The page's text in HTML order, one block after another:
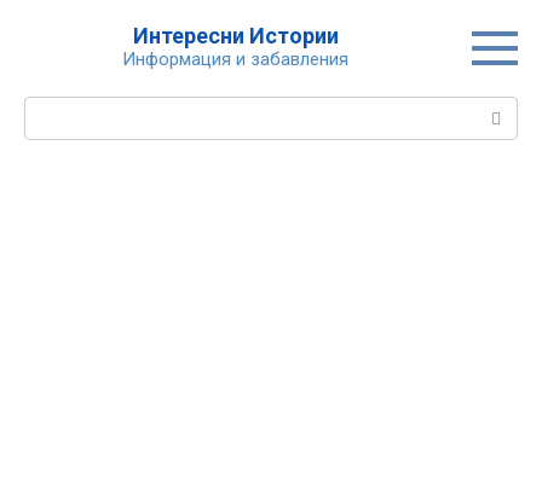
Интересни Истории
Информация и забавления
Search: